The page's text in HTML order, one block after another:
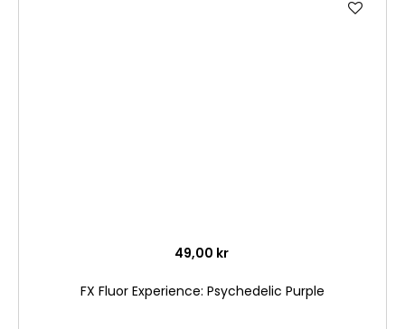
49,00 kr
FX Fluor Experience: Psychedelic Purple